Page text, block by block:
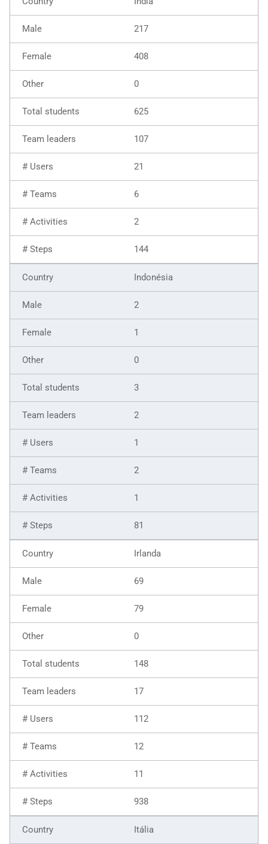
217
408
0
625
107
21
6
2
144
Indonésia
2
1
0
3
2
1
2
1
81
Irlanda
69
79
0
148
17
112
12
11
938
Itália